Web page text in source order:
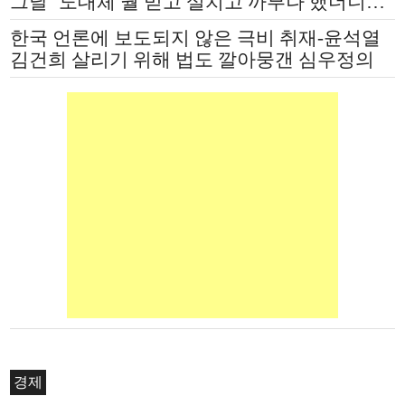
한국 언론에 보도되지 않은 극비 취재-윤석열
김건희 살리기 위해 법도 깔아뭉갠 심우정의
자충수
경제